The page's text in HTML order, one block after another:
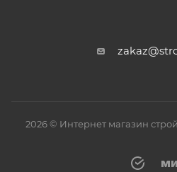
2026 © Интернет магазин